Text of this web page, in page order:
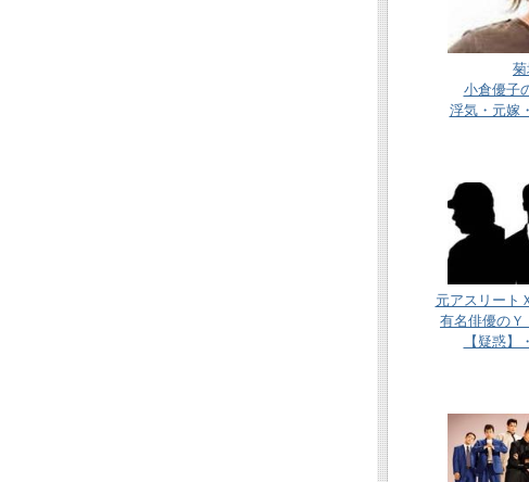
菊
小倉優子
浮気・元嫁
元アスリート
有名俳優のＹ
【疑惑】